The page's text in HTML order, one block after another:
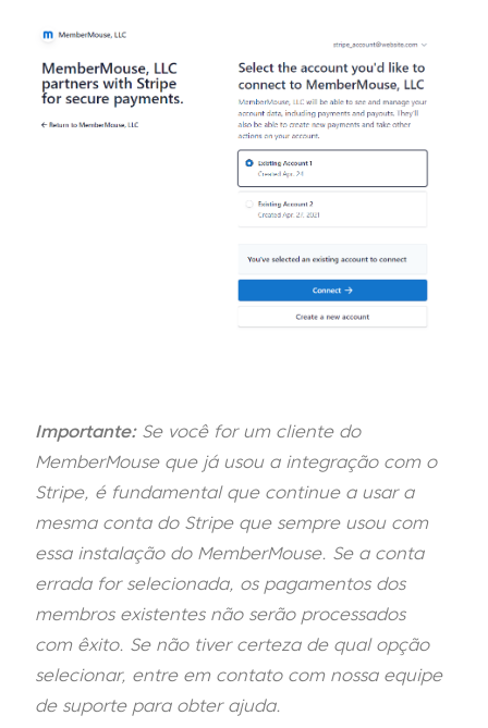
Importante: Se você for um cliente do
MemberMouse que já usou a integração com o
Stripe, é fundamental que continue a usar a
mesma conta do Stripe que sempre usou com
essa instalação do MemberMouse. Se a conta
errada for selecionada, os pagamentos dos
membros existentes não serão processados
com êxito. Se não tiver certeza de qual opção
selecionar, entre em contato com nossa equipe
de suporte para obter ajuda.